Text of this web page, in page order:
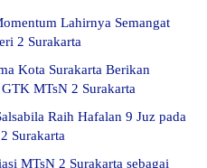
Lahirnya Semangat
2 Surakarta
Kota Surakarta Berikan
MTsN 2 Surakarta
Raih Hafalan 9 Juz pada
Surakarta
MTsN 2 Surakarta sebagai